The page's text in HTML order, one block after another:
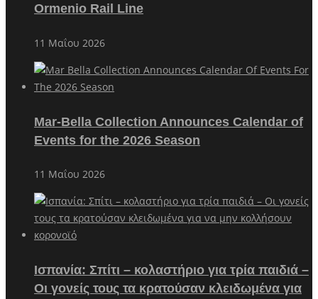
Ormenio Rail Line
11 Μαΐου 2026
Mar-Bella Collection Announces Calendar of
Events for the 2026 Season
11 Μαΐου 2026
Ισπανία: Σπίτι – κολαστήριο για τρία παιδιά –
Οι γονείς τους τα κρατούσαν κλειδωμένα για